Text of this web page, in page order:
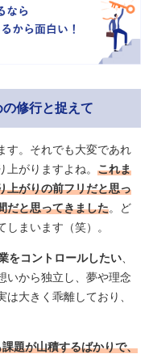
修行と捉えて
す。それでも大変であれ
がりますよね。 これま
上がりの前フリだと思っ
だと思ってきました。ど
まいます（笑）。
をコントロールしたい
いから独立し、夢や理念
大きく乖離しており、
題が山積するばかりで、